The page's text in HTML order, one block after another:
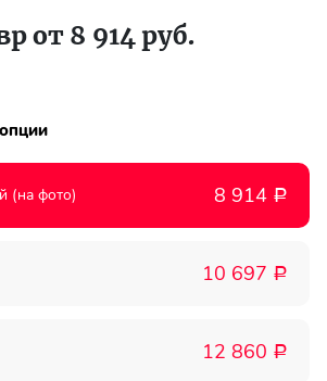
Цветы
от 8 914 руб.
(на фото) 8 914 Р
10 697 Р
12 860 Р